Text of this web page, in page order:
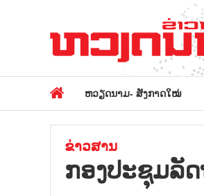
ຫວຽດນາມ- ສັງກາດໃໝ່
ຂ່າວສານ
ກອງປະຊຸມລັ